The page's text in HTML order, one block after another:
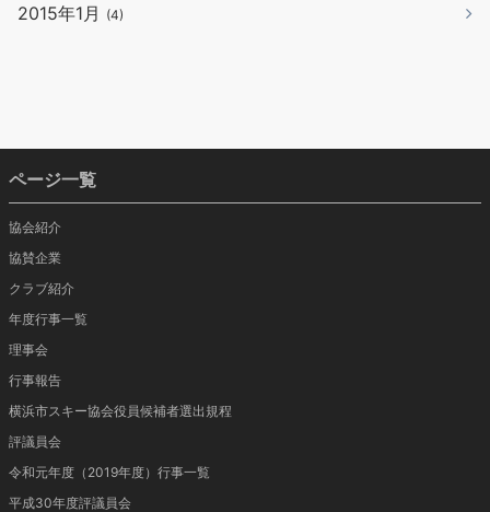
2015年1月 (4)
ページ一覧
協会紹介
協賛企業
クラブ紹介
年度行事一覧
理事会
行事報告
横浜市スキー協会役員候補者選出規程
評議員会
令和元年度（2019年度）行事一覧
平成30年度評議員会